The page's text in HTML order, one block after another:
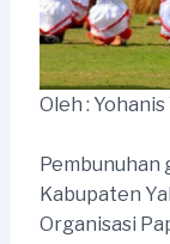
Oleh :
Pembunuhan
Kabupaten
Organisasi